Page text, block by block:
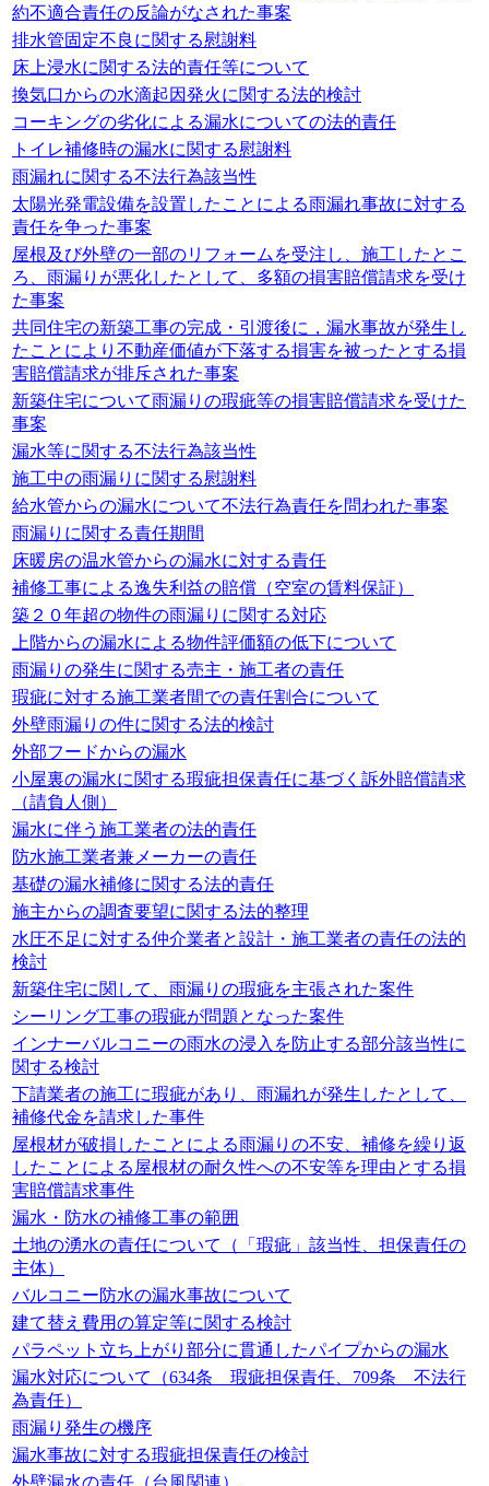
約不適合責任の反論がなされた事案
排水管固定不良に関する慰謝料
床上浸水に関する法的責任等について
換気口からの水滴起因発火に関する法的検討
コーキングの劣化による漏水についての法的責任
トイレ補修時の漏水に関する慰謝料
雨漏れに関する不法行為該当性
太陽光発電設備を設置したことによる雨漏れ事故に対する
責任を争った事案
屋根及び外壁の一部のリフォームを受注し、施工したとこ
ろ、雨漏りが悪化したとして、多額の損害賠償請求を受け
た事案
共同住宅の新築工事の完成・引渡後に，漏水事故が発生し
たことにより不動産価値が下落する損害を被ったとする損
害賠償請求が排斥された事案
新築住宅について雨漏りの瑕疵等の損害賠償請求を受けた
事案
漏水等に関する不法行為該当性
施工中の雨漏りに関する慰謝料
給水管からの漏水について不法行為責任を問われた事案
雨漏りに関する責任期間
床暖房の温水管からの漏水に対する責任
補修工事による逸失利益の賠償（空室の賃料保証）
築２０年超の物件の雨漏りに関する対応
上階からの漏水による物件評価額の低下について
雨漏りの発生に関する売主・施工者の責任
瑕疵に対する施工業者間での責任割合について
外壁雨漏りの件に関する法的検討
外部フードからの漏水
小屋裏の漏水に関する瑕疵担保責任に基づく訴外賠償請求
（請負人側）
漏水に伴う施工業者の法的責任
防水施工業者兼メーカーの責任
基礎の漏水補修に関する法的責任
施主からの調査要望に関する法的整理
水圧不足に対する仲介業者と設計・施工業者の責任の法的
検討
新築住宅に関して、雨漏りの瑕疵を主張された案件
シーリング工事の瑕疵が問題となった案件
インナーバルコニーの雨水の浸入を防止する部分該当性に
関する検討
下請業者の施工に瑕疵があり、雨漏れが発生したとして、
補修代金を請求した事件
屋根材が破損したことによる雨漏りの不安、補修を繰り返
したことによる屋根材の耐久性への不安等を理由とする損
害賠償請求事件
漏水・防水の補修工事の範囲
土地の湧水の責任について（「瑕疵」該当性、担保責任の
主体）
バルコニー防水の漏水事故について
建て替え費用の算定等に関する検討
パラペット立ち上がり部分に貫通したパイプからの漏水
漏水対応について（634条 瑕疵担保責任、709条 不法行
為責任）
雨漏り発生の機序
漏水事故に対する瑕疵担保責任の検討
外壁漏水の責任（台風関連）